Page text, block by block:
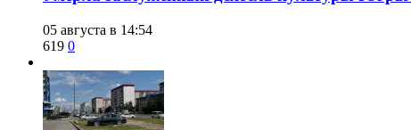
05 августа в 14:54
619 0